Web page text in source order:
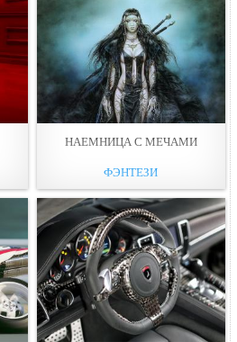
НАЕМНИЦА С МЕЧАМИ
ФЭНТЕЗИ